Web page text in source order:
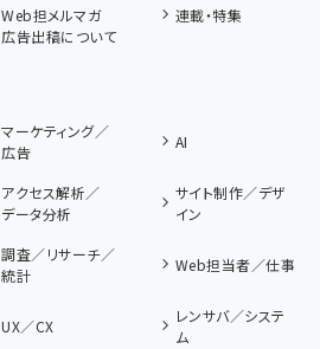
Web担メルマガ
連載・特集
広告出稿について
マーケティング／
広告
AI
アクセス解析／
データ分析
サイト制作／デザ
イン
調査／リサーチ／
統計
Web担当者／仕事
UX／CX
レンサバ／システ
ム